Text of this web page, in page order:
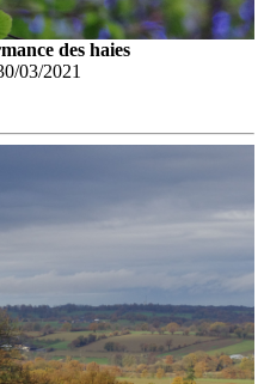
des haies
03/2021